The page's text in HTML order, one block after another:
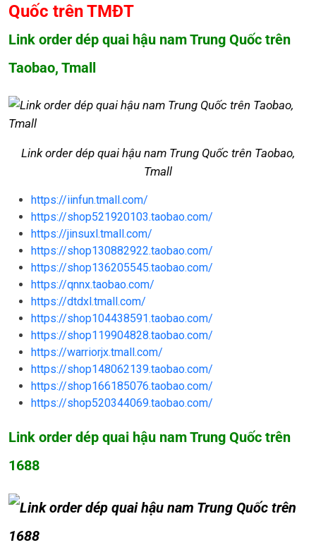
Quốc trên TMĐT
Link order dép quai hậu nam Trung Quốc trên
Taobao, Tmall
Link order dép quai hậu nam Trung Quốc trên Taobao,
Tmall
https://iinfun.tmall.com/
https://shop521920103.taobao.com/
https://jinsuxl.tmall.com/
https://shop130882922.taobao.com/
https://shop136205545.taobao.com/
https://qnnx.taobao.com/
https://dtdxl.tmall.com/
https://shop104438591.taobao.com/
https://shop119904828.taobao.com/
https://warriorjx.tmall.com/
https://shop148062139.taobao.com/
https://shop166185076.taobao.com/
https://shop520344069.taobao.com/
Link order dép quai hậu nam Trung Quốc trên
1688